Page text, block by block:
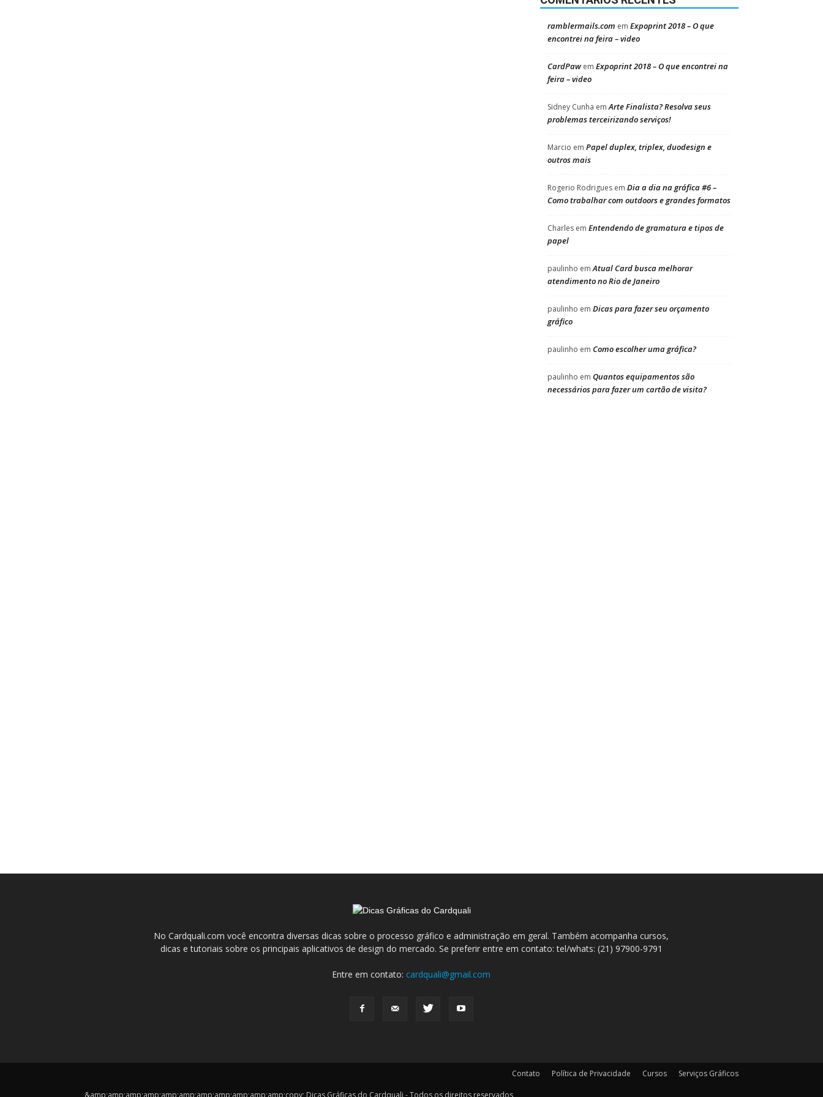
ramblermails.com em Expoprint 2018 – O que
encontrei na feira – video
CardPawem Expoprint 2018 – O que encontrei na
feira – video
Sidney Cunha emArte Finalista? Resolva seus
problemas terceirizando serviços!
Marcio em Papel duplex, triplex, duodesign e
outros mais
Rogerio Rodrigues em Dia a dia na gráfica #6 –
Como trabalhar com outdoors e grandes formatos
Charles em Entendendo de gramatura e tipos de
papel
paulinho emAtual Card busca melhorar
atendimento no Rio de Janeiro
paulinho em Dicas para fazer seu orçamento
gráfico
paulinho em Como escolher uma gráfica?
paulinho em Quantos equipamentos são
necessários para fazer um cartão de visita?
No Cardquali.com você encontra diversas dicas sobre o processo gráfico e administração em geral. Também acompanha cursos,
dicas e tutoriais sobre os principais aplicativos de design do mercado. Se preferir entre em contato: tel/whats: (21) 97900-9791
Entre em contato:cardquali@gmail.com
Contato Política de Privacidade Cursos Serviços Gráficos
&amp;amp;amp;amp;amp;amp;amp;amp;amp;amp;amp;copy; Dicas Gráficas do Cardquali - Todos os direitos reservados